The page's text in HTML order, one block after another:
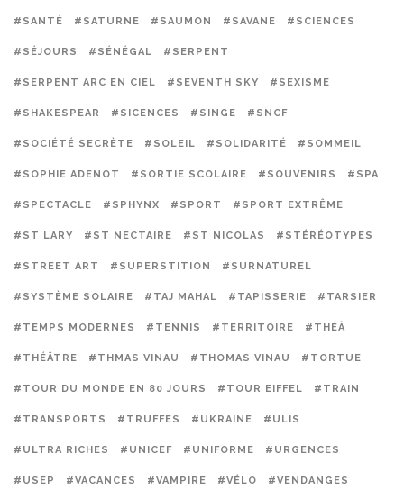
#SANTÉ #SATURNE #SAUMON #SAVANE #SCIENCES
#SÉJOURS #SÉNÉGAL #SERPENT
#SERPENT ARC EN CIEL #SEVENTH SKY #SEXISME
#SHAKESPEAR #SICENCES #SINGE #SNCF
#SOCIÉTÉ SECRÈTE #SOLEIL #SOLIDARITÉ #SOMMEIL
#SOPHIE ADENOT #SORTIE SCOLAIRE #SOUVENIRS #SPA
#SPECTACLE #SPHYNX #SPORT #SPORT EXTRÊME
#ST LARY #ST NECTAIRE #ST NICOLAS #STÉRÉOTYPES
#STREET ART #SUPERSTITION #SURNATUREL
#SYSTÈME SOLAIRE #TAJ MAHAL #TAPISSERIE #TARSIER
#TEMPS MODERNES #TENNIS #TERRITOIRE #THÉÂ
#THÉÂTRE #THMAS VINAU #THOMAS VINAU #TORTUE
#TOUR DU MONDE EN 80 JOURS #TOUR EIFFEL #TRAIN
#TRANSPORTS #TRUFFES #UKRAINE #ULIS
#ULTRA RICHES #UNICEF #UNIFORME #URGENCES
#USEP #VACANCES #VAMPIRE #VÉLO #VENDANGES